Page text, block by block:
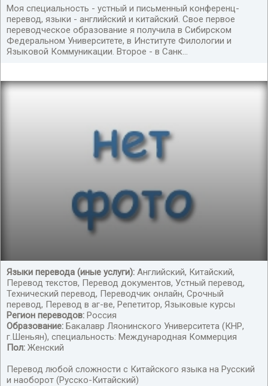
Моя специальность - устный и письменный конференц-
перевод, языки - английский и китайский. Свое первое
переводческое образование я получила в Сибирском
Федеральном Университете, в Институте Филологии и
Языковой Коммуникации. Второе - в Санк...
Профессиональный перевод
Языки перевода (иные услуги): Английский, Китайский,
Перевод текстов, Перевод документов, Устный перевод,
Технический перевод, Переводчик онлайн, Срочный
перевод, Перевод в аг-ве, Репетитор, Языковые курсы
Регион переводов: Россия
Образование: Бакалавр Ляонинского Университета (КНР,
г.Шеньян), специальность: Международная Коммерция
Пол: Женский
Перевод любой сложности с Китайского языка на Русский
и наоборот (Русско-Китайский)